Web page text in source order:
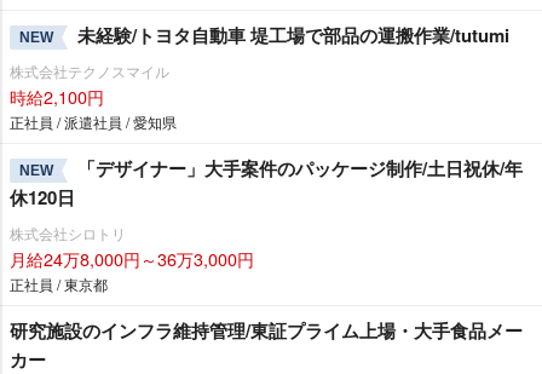
NEW 未経験/トヨタ自動車 堤工場で部品の運搬作業/tutumi
株式会社テクノスマイル
時給2,100円
正社員 / 派遣社員 / 愛知県
NEW
「デザイナー」大手案件のパッケージ制作/土日祝休/年
休120日
株式会社シロトリ
月給24万8,000円～36万3,000円
正社員 / 東京都
研究施設のインフラ維持管理/東証プライム上場・大手食品メー
カー